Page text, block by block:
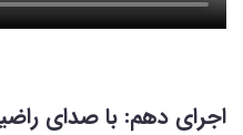
اجرای دهم: با صدای